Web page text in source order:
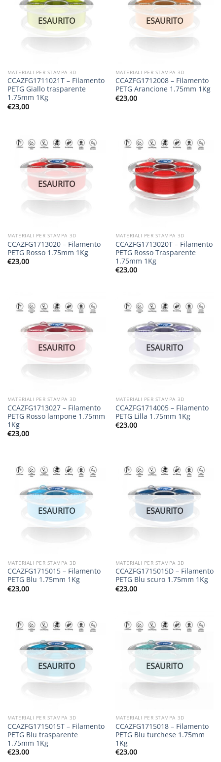
ESAURITO
MATERIALI PER STAMPA 3D
CCAZFG1711021T – Filamento
PETG Giallo trasparente
1.75mm 1Kg
€23,00
ESAURITO
MATERIALI PER STAMPA 3D
CCAZFG1712008 – Filamento
PETG Arancione 1.75mm 1Kg
€23,00
ESAURITO
MATERIALI PER STAMPA 3D
CCAZFG1713020 – Filamento
PETG Rosso 1.75mm 1Kg
€23,00
MATERIALI PER STAMPA 3D
CCAZFG1713020T – Filamento
PETG Rosso Trasparente
1.75mm 1Kg
€23,00
ESAURITO
MATERIALI PER STAMPA 3D
CCAZFG1713027 – Filamento
PETG Rosso lampone 1.75mm
1Kg
€23,00
ESAURITO
MATERIALI PER STAMPA 3D
CCAZFG1714005 – Filamento
PETG Lilla 1.75mm 1Kg
€23,00
ESAURITO
MATERIALI PER STAMPA 3D
CCAZFG1715015 – Filamento
PETG Blu 1.75mm 1Kg
€23,00
ESAURITO
MATERIALI PER STAMPA 3D
CCAZFG1715015D – Filamento
PETG Blu scuro 1.75mm 1Kg
€23,00
ESAURITO
MATERIALI PER STAMPA 3D
CCAZFG1715015T – Filamento
PETG Blu trasparente
1.75mm 1Kg
€23,00
ESAURITO
MATERIALI PER STAMPA 3D
CCAZFG1715018 – Filamento
PETG Blu turchese 1.75mm
1Kg
€23,00